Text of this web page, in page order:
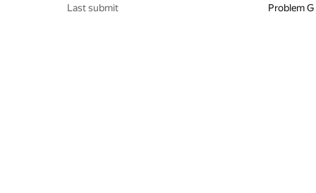
Last submit
Problem G